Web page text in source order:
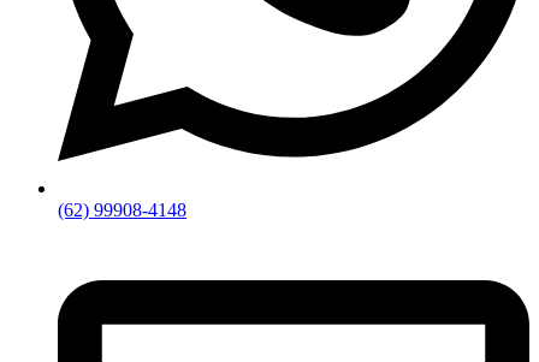
(62) 99908-4148